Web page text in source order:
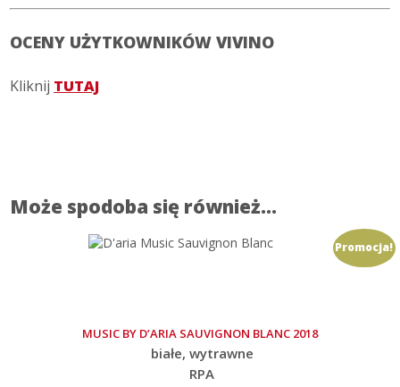
OCENY UŻYTKOWNIKÓW VIVINO
Kliknij TUTAJ
Może spodoba się również…
Promocja!
MUSIC BY D’ARIA SAUVIGNON BLANC 2018
białe wytrawne
RPA